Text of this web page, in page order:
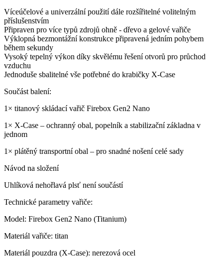
Víceúčelové a univerzální použití dále rozšířitelné volitelným
příslušenstvím
Připraven pro více typů zdrojů ohně - dřevo a gelové vařiče
Výklopná bezmontážní konstrukce připravená jedním pohybem
během sekundy
Vysoký tepelný výkon díky skvělému řešení otvorů pro průchod
vzduchu
Jednoduše sbalitelné vše potřebné do krabičky X-Case
Součást balení:
1× titanový skládací vařič Firebox Gen2 Nano
1× X‑Case – ochranný obal, popelník a stabilizační základna v
jednom
1× plátěný transportní obal – pro snadné nošení celé sady
Návod na složení
Uhlíková nehořlavá plsť není součástí
Technické parametry vařiče:
Model: Firebox Gen2 Nano (Titanium)
Materiál vařiče: titan
Materiál pouzdra (X‑Case): nerezová ocel